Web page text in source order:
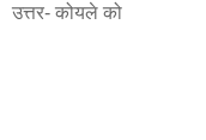
उत्तर- कोयले को